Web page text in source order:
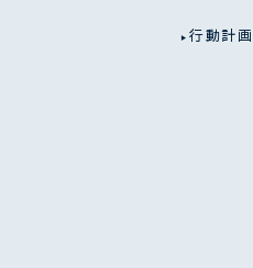
行動計画